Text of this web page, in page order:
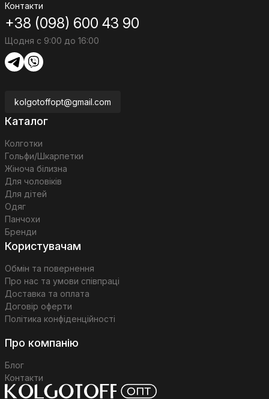
Контакти
+38 (098) 600 43 90
Щодня с 9:00 до 16:00
kolgotoffopt@gmail.com
Каталог
Колготки
Гольфи/Шкарпетки
Жіноча білизна
Для чоловіків
Для дітей
Одяг
Панчохи
Бренди
Користувачам
Обмін та повернення
Про нас та умови співпраці
Доставка та оплата
Договір оферти
Політика конфіденційності
Про компанію
Блог
Контакти